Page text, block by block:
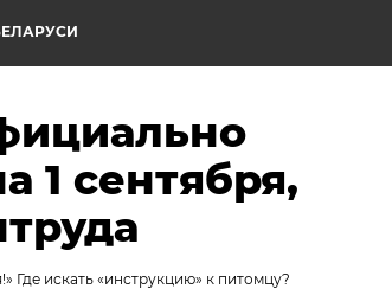
1 сентября,
Где искать «инструкцию» к питомцу?